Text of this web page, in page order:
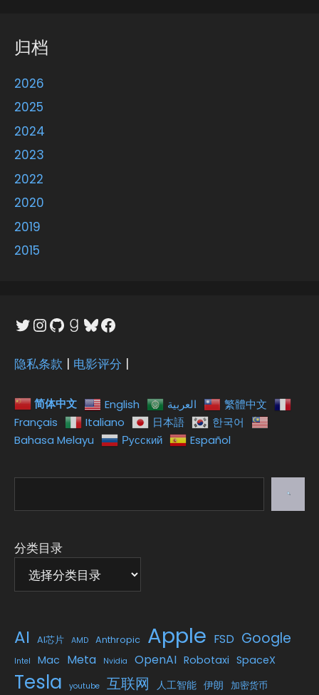
归档
2026
2025
2024
2023
2022
2020
2019
2015
Twitter
Instagram
GitHub
Goodreads
Bluesky
Facebook
隐私条款 | 电影评分 |
简体中文 English العربية
繁體中文
Français
Italiano 日本語
한국어
Bahasa Melayu
Русский Español
分类目录
AI AI芯片 AMD Anthropic Apple FSD Google
Intel Mac Meta Nvidia OpenAI Robotaxi SpaceX
Tesla youtube 互联网 人工智能 伊朗 加密货币